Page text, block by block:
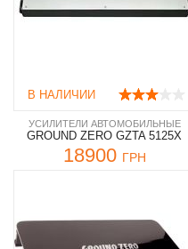
В НАЛИЧИИ
УСИЛИТЕЛИ АВТОМОБИЛЬНЫЕ
GROUND ZERO GZTA 5125X
18900 ГРН